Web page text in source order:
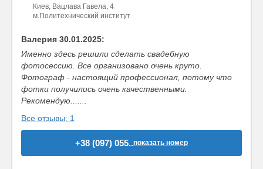
Киев, Вацлава Гавела, 4
м.Политехнический институт
Валерия 30.01.2025:
Именно здесь решили сделать свадебную
фотосессию. Все организовано очень круто.
Фотограф - настоящий профессионал, потому что
фотки получились очень качественными.
Рекомендую.......
Все отзывы: 1
+38 (097) 055..показать номер